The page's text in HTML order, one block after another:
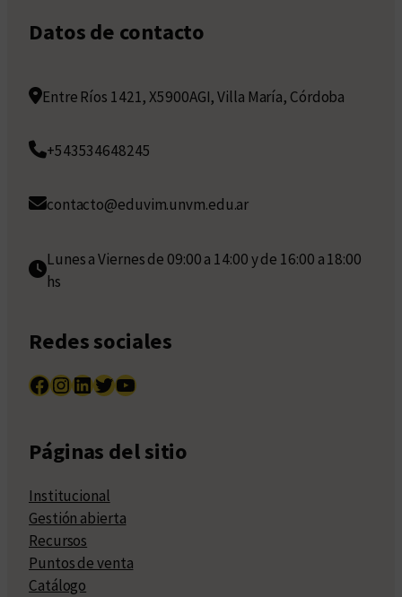
Datos de contacto
Entre Ríos 1421, X5900AGI, Villa María, Córdoba
+543534648245
contacto@eduvim.unvm.edu.ar
Lunes a Viernes de 09:00 a 14:00 y de 16:00 a 18:00
hs
Redes sociales
Facebook InstagramLinkedIn Twitter YouTube
Páginas del sitio
Institucional
Gestión abierta
Recursos
Puntos de venta
Catálogo